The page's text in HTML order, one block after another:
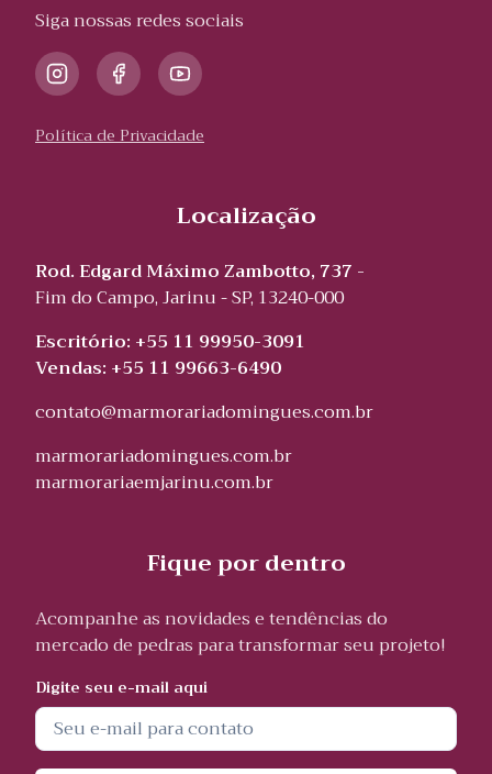
Siga nossas redes sociais
Política de Privacidade
Localização
Rod. Edgard Máximo Zambotto, 737 -
Fim do Campo, Jarinu - SP, 13240-000
Escritório: +55 11 99950-3091
Vendas: +55 11 99663-6490
contato@marmorariadomingues.com.br
marmorariadomingues.com.br
marmorariaemjarinu.com.br
Fique por dentro
Acompanhe as novidades e tendências do
mercado de pedras para transformar seu projeto!
Digite seu e-mail aqui